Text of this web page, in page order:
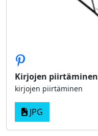
Kirjojen piirtäminen
kirjojen piirtäminen
JPG